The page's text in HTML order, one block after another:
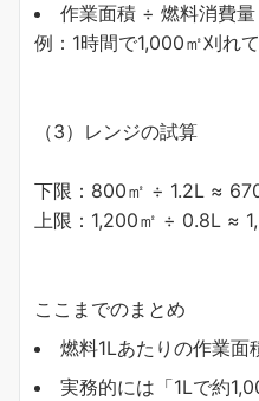
作業面積 ÷ 燃料消費量
例：1時間で1,000㎡刈れ
（3）レンジの試算
下限：800㎡ ÷ 1.2L ≈
上限：1,200㎡ ÷ 0.8L ≈
ここまでのまとめ
燃料1Lあたりの作業
実務的には「1Lで約